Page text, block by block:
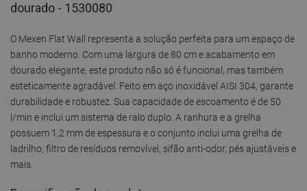
dourado - 1530080
O Mexen Flat Wall representa a solução perfeita para um espaço de
banho moderno. Com uma largura de 80 cm e acabamento em
dourado elegante, este produto não só é funcional, mas também
esteticamente agradável. Feito em aço inoxidável AISI 304, garante
durabilidade e robustez. Sua capacidade de escoamento é de 50
l/min e inclui um sistema de ralo duplo. A ranhura e a grelha
possuem 1,2 mm de espessura e o conjunto inclui uma grelha de
ladrilho, filtro de resíduos removível, sifão anti-odor, pés ajustáveis e
mais.